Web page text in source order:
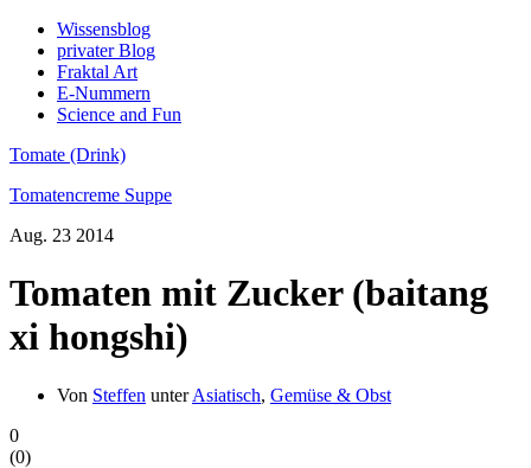
Wissensblog
privater Blog
Fraktal Art
E-Nummern
Science and Fun
Tomate (Drink)
Tomatencreme Suppe
Aug. 23 2014
Tomaten mit Zucker (baitang
xi hongshi)
Von Steffen unterAsiatisch, Gemüse & Obst
0
(0)